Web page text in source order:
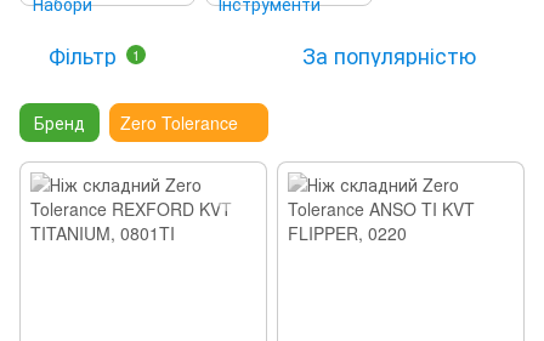
Фільтр 1 За популярністю
Бренд Zero Tolerance